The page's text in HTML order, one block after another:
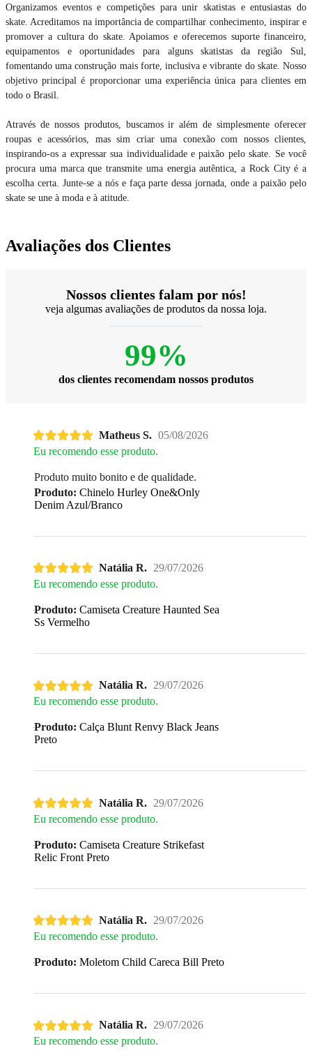
Organizamos eventos e competições para unir skatistas e entusiastas do
skate. Acreditamos na importância de compartilhar conhecimento, inspirar e
promover a cultura do skate. Apoiamos e oferecemos suporte financeiro,
equipamentos e oportunidades para alguns skatistas da região Sul,
fomentando uma construção mais forte, inclusiva e vibrante do skate. Nosso
objetivo principal é proporcionar uma experiência única para clientes em
todo o Brasil.
Através de nossos produtos, buscamos ir além de simplesmente oferecer
roupas e acessórios, mas sim criar uma conexão com nossos clientes,
inspirando-os a expressar sua individualidade e paixão pelo skate. Se você
procura uma marca que transmite uma energia autêntica, a Rock City é a
escolha certa. Junte-se a nós e faça parte dessa jornada, onde a paixão pelo
skate se une à moda e à atitude.
Avaliações dos Clientes
Nossos clientes falam por nós!
veja algumas avaliações de produtos da nossa loja.
99%
dos clientes recomendam nossos produtos
Matheus S. 05/08/2026
Eu recomendo esse produto.
Produto muito bonito e de qualidade.
Produto: Chinelo Hurley One&Only
Denim Azul/Branco
Natália R. 29/07/2026
Eu recomendo esse produto.
Produto: Camiseta Creature Haunted Sea
Ss Vermelho
Natália R. 29/07/2026
Eu recomendo esse produto.
Produto: Calça Blunt Renvy Black Jeans
Preto
Natália R. 29/07/2026
Eu recomendo esse produto.
Produto: Camiseta Creature Strikefast
Relic Front Preto
Natália R. 29/07/2026
Eu recomendo esse produto.
Produto: Moletom Child Careca Bill Preto
Natália R. 29/07/2026
Eu recomendo esse produto.